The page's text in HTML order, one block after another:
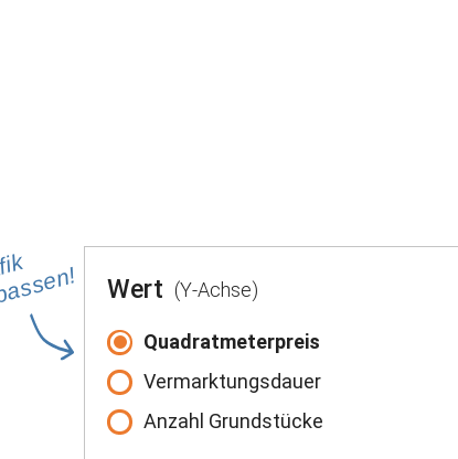
Wert (Y-Achse)
Quadratmeterpreis
Vermarktungsdauer
Anzahl Grundstücke